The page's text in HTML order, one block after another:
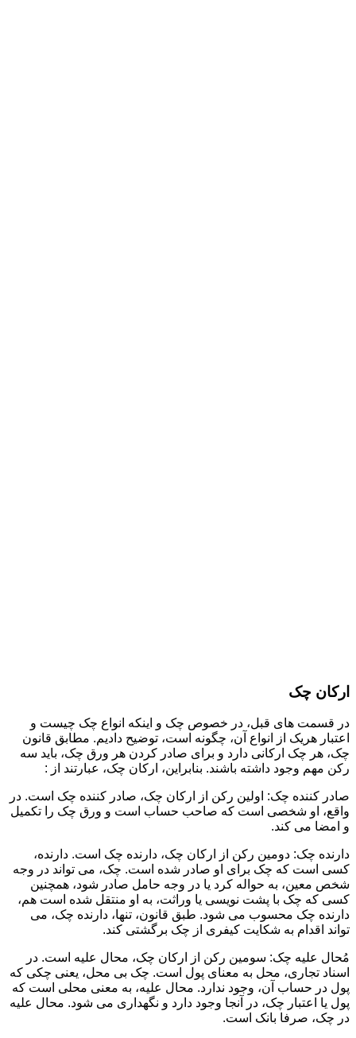
ارکان چک
در قسمت های قبل، در خصوص چک و اینکه انواع چک چیست و
اعتبار هریک از انواع آن، چگونه است، توضیح دادیم. مطابق قانون
چک، هر چک ارکانی دارد و برای صادر کردن هر ورق چک، باید سه
رکن مهم وجود داشته باشند. بنابراین، ارکان چک، عبارتند از :
صادر کننده چک: اولین رکن از ارکان چک، صادر کننده چک است. در
واقع، او شخصی است که صاحب حساب است و ورق چک را تکمیل
و امضا می کند.
دارنده چک: دومین رکن از ارکان چک، دارنده چک است. دارنده،
کسی است که چک برای او صادر شده است. چک، می تواند در وجه
شخص معین، به حواله کرد یا در وجه حامل صادر شود، همچنین
کسی که چک با پشت نویسی یا وراثت، به او منتقل شده است هم،
دارنده چک محسوب می شود. طبق قانون، تنها، دارنده چک، می
تواند اقدام به شکایت کیفری از چک برگشتی کند.
مُحال علیه چک: سومین رکن از ارکان چک، محال علیه است. در
اسناد تجاری، محل به معنای پول است. چک بی محل، یعنی چکی که
پول در حساب آن، وجود ندارد. محال علیه، به معنی محلی است که
پول یا اعتبار چک، در آنجا وجود دارد و نگهداری می شود. محال علیه
در چک، صرفا بانک است.